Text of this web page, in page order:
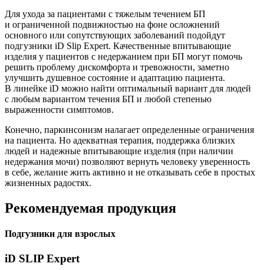
Для ухода за пациентами с тяжелым течением БП
и ограниченной подвижностью на фоне осложнений
основного или сопутствующих заболеваний подойдут
подгузники iD Slip Expert. Качественные впитывающие
изделия у пациентов с недержанием при БП могут помочь
решить проблему дискомфорта и тревожности, заметно
улучшить душевное состояние и адаптацию пациента.
В линейке iD можно найти оптимальный вариант для людей
с любым вариантом течения БП и любой степенью
выраженности симптомов.
Конечно, паркинсонизм налагает определенные ограничения
на пациента. Но адекватная терапия, поддержка близких
людей и надежные впитывающие изделия (при наличии
недержания мочи) позволяют вернуть человеку уверенность
в себе, желание жить активно и не отказывать себе в простых
жизненных радостях.
Рекомендуемая продукция
Подгузники для взрослых
iD SLIP Expert